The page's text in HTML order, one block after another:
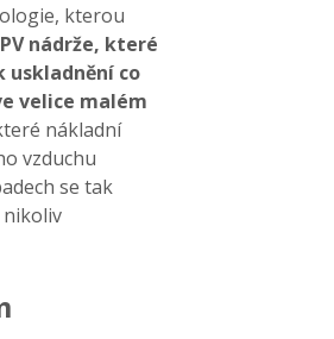
kterou
nádrže, které
uskladnění co
velice malém
nákladní
vzduchu
se tak
nikoliv